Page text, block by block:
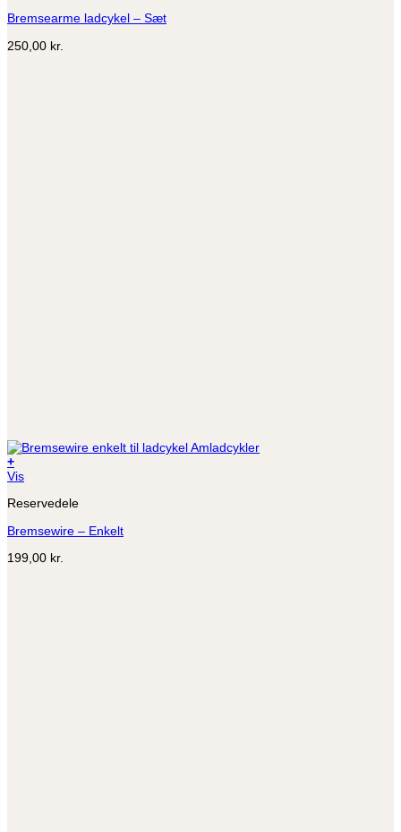
varianter.
kan
Bremsearme ladcykel – Sæt
250,00 kr.
+
Dette
har
varianter.
kan
Vis
Reservedele
Bremsewire – Enkelt
199,00 kr.